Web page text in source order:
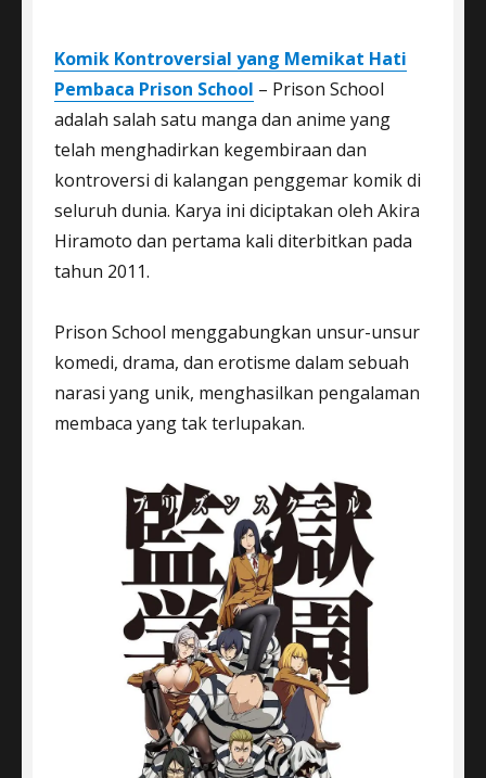
Komik Kontroversial yang Memikat Hati
Pembaca Prison School – Prison School
adalah salah satu manga dan anime yang
telah menghadirkan kegembiraan dan
kontroversi di kalangan penggemar komik di
seluruh dunia. Karya ini diciptakan oleh Akira
Hiramoto dan pertama kali diterbitkan pada
tahun 2011.
Prison School menggabungkan unsur-unsur
komedi, drama, dan erotisme dalam sebuah
narasi yang unik, menghasilkan pengalaman
membaca yang tak terlupakan.